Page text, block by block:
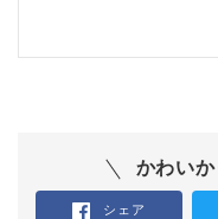
かわい
シェア